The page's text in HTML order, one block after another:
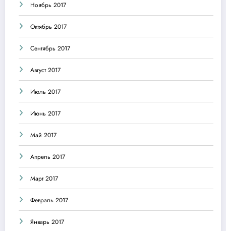
Ноябрь 2017
Октябрь 2017
Сентябрь 2017
Август 2017
Июль 2017
Июнь 2017
Май 2017
Апрель 2017
Март 2017
Февраль 2017
Январь 2017